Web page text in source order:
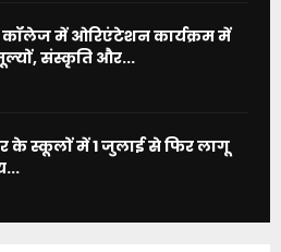
में ओरिएंटेशन कार्यक्रम में
संस्कृति और...
के स्कूलों में 1 जुलाई से फिर लागू